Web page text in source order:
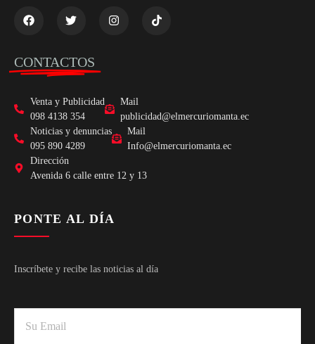
CONTACTOS
Venta y Publicidad
098 4138 354
Mail
publicidad@elmercuriomanta.ec
Noticias y denuncias
095 890 4289
Mail
Info@elmercuriomanta.ec
Dirección
Avenida 6 calle entre 12 y 13
PONTE AL DÍA
Inscríbete y recibe las noticias al día